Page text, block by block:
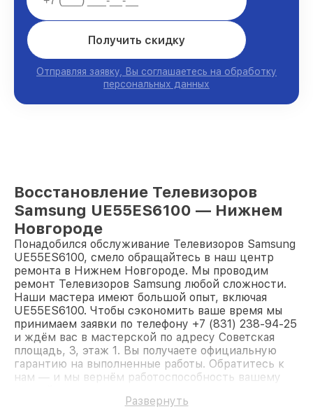
Получить скидку
Отправляя заявку, Вы соглашаетесь на обработку
персональных данных
Восстановление Телевизоров
Samsung UE55ES6100 — Нижнем
Новгороде
Понадобился обслуживание Телевизоров Samsung
UE55ES6100, смело обращайтесь в наш центр
ремонта в Нижнем Новгороде. Мы проводим
ремонт Телевизоров Samsung любой сложности.
Наши мастера имеют большой опыт, включая
UE55ES6100. Чтобы сэкономить ваше время мы
принимаем заявки по телефону +7 (831) 238-94-25
и ждём вас в мастерской по адресу Советская
площадь, 3, этаж 1. Вы получаете официальную
гарантию на выполненные работы. Обратитесь к
нам — и мы вернём работоспособность вашему
Развернуть